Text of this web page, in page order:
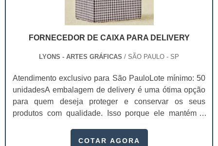
FORNECEDOR DE CAIXA PARA DELIVERY
LYONS - ARTES GRÁFICAS / SÃO PAULO - SP
Atendimento exclusivo para São PauloLote mínimo: 50
unidadesA embalagem de delivery é uma ótima opção
para quem deseja proteger e conservar os seus
produtos com qualidade. Isso porque ele mantém a
temperatura ambiente, chegando na casa dos
COTAR AGORA